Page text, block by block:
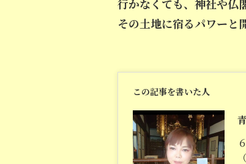
行かなくても、神社や仏
その土地に宿るパワーと
この記事を書いた人